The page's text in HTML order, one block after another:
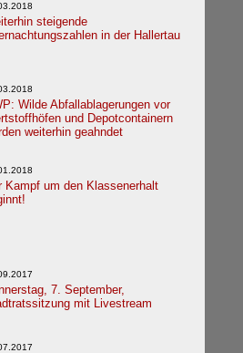
steigende
in der Hallertau
Wilde Abfallablagerungen vor
und Depotcontainern
weiterhin geahndet
Kampf um den Klassenerhalt
7. September,
mit Livestream